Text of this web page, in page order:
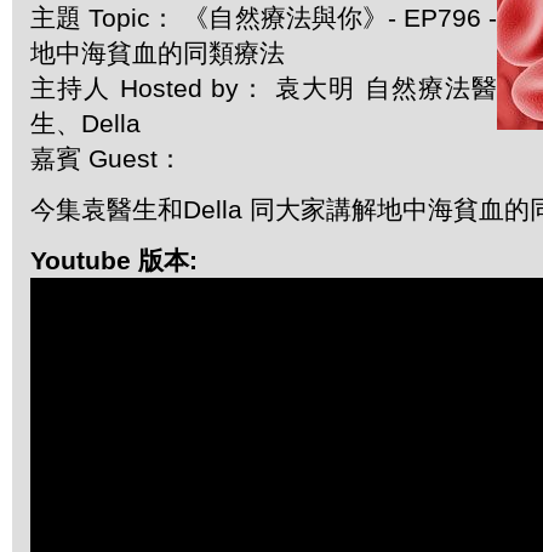
主題 Topic： 《自然療法與你》- EP796 -
地中海貧血的同類療法
主持人 Hosted by： 袁大明 自然療法醫
生、Della
嘉賓 Guest：
今集袁醫生和Della 同大家講解地中海貧血的
Youtube 版本: